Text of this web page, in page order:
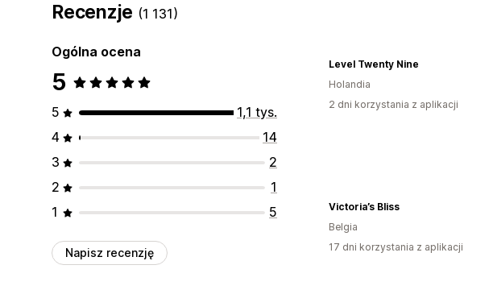
Recenzje (1 131)
Ogólna ocena
5
5
1,1 tys.
4
14
3
2
2
1
1
5
Napisz recenzję
Level Twenty Nine
Holandia
2 dni korzystania z aplikacji
Victoria’s Bliss
Belgia
17 dni korzystania z aplikacji